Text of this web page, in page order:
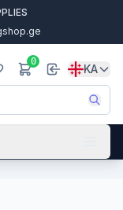
0
KA